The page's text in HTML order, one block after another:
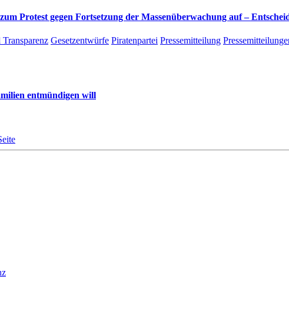
Protest gegen Fortsetzung der Massenüberwachung auf –
Gesetzentwürfe Piratenpartei Pressemitteilung
entmündigen will